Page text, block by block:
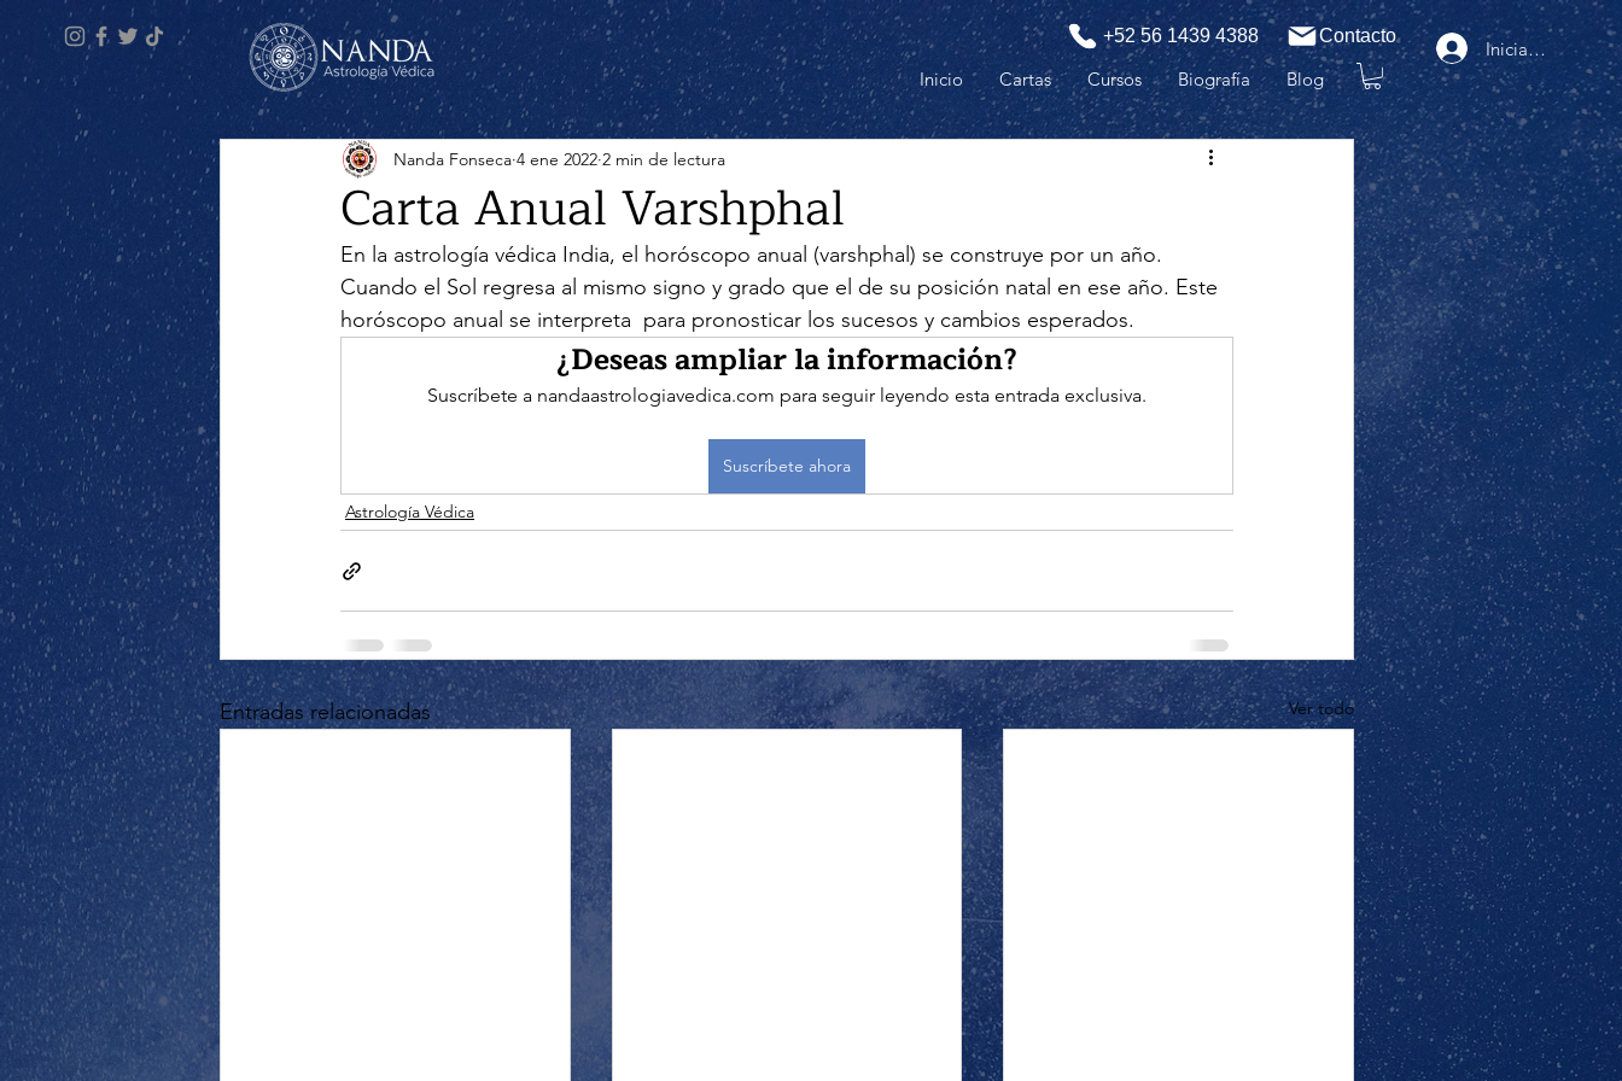
+52 56 1439 4388 Contacto
Inicio Cartas Cursos Biografía Blog
Iniciar sesión
Carta Anual Varshphal
Nanda Fonseca 4 ene 2022 2 min de lectura
En la astrología védica India, el horóscopo anual (varshphal) se construye por un año.
Cuando el Sol regresa al mismo signo y grado que el de su posición natal en ese año. Este
horóscopo anual se interpreta  para pronosticar los sucesos y cambios esperados.
¿Deseas ampliar la información?
Suscríbete a nandaastrologiavedica.com para seguir leyendo esta entrada exclusiva.
Suscríbete ahora
Astrología Védica
Entradas relacionadas Ver todo